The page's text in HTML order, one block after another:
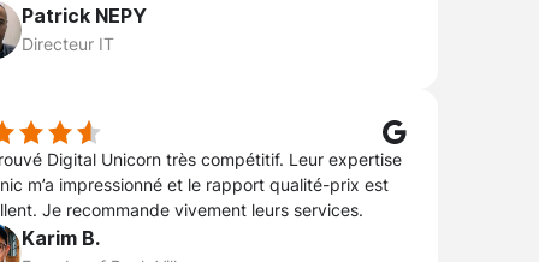
Patrick NEPY
Directeur IT
Digital Unicorn très compétitif. Leur expertise
m’a impressionné et le rapport qualité-prix est
Je recommande vivement leurs services.
Karim B.